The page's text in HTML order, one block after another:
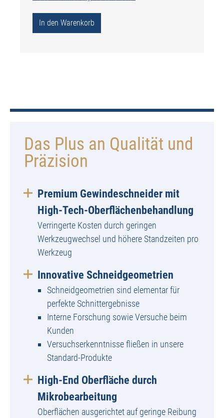
In den Warenkorb
Das Plus an Qualität und
Präzision
Premium Gewindeschneider mit
High-Tech-Oberflächenbehandlung
Verringerte Kosten durch geringen
Werkzeugwechsel und höhere Standzeiten pro
Werkzeug
Innovative Schneidgeometrien
Schneidgeometrien sind elementar für
perfekte Schnittergebnisse
Interne Forschung sowie Versuche beim
Kunden
Versuchserkenntnisse fließen in unsere
Standard-Produkte
High-End Oberfläche durch
Mikrobearbeitung
Oberflächen ausgerichtet auf geringe Reibung